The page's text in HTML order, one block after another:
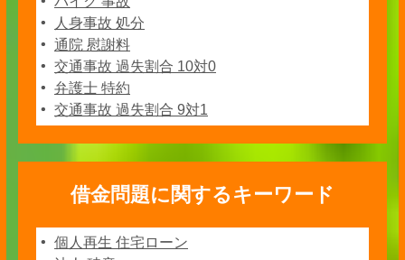
人身事故 処分
通院 慰謝料
交通事故 過失割合 10対0
弁護士 特約
交通事故 過失割合 9対1
借金問題に関するキーワード
個人再生 住宅ローン